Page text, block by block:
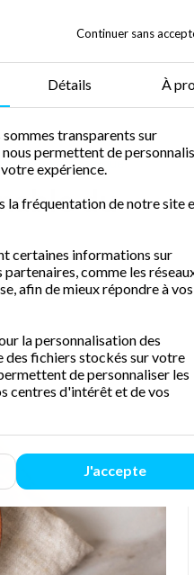
Continuer sans
Détails À
sommes transparents sur
permettent de
expérience.
la fréquentation de notre site
certaines informations sur
partenaires, comme les
afin de mieux répondre à vos
la personnalisation des
des fichiers stockés sur votre
de personnaliser les
centres d'intérêt et de vos
J'accepte
ecologique
du
bicarbonate de soude à